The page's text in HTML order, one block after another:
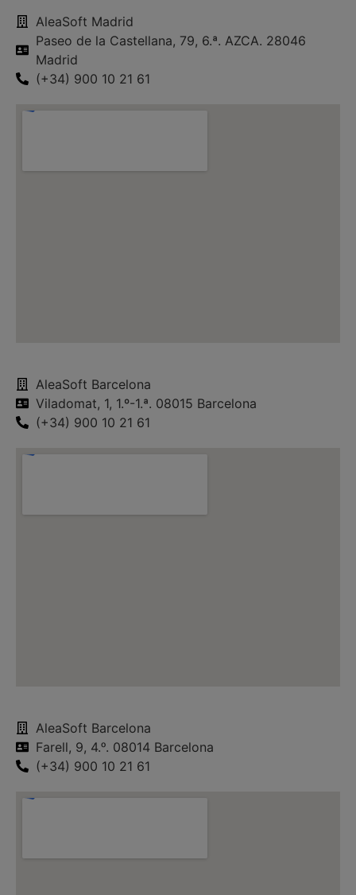
AleaSoft Madrid
Paseo de la Castellana, 79, 6.ª. AZCA. 28046
Madrid
(+34) 900 10 21 61
AleaSoft Barcelona
Viladomat, 1, 1.º-1.ª. 08015 Barcelona
(+34) 900 10 21 61
AleaSoft Barcelona
Farell, 9, 4.ᵒ. 08014 Barcelona
(+34) 900 10 21 61